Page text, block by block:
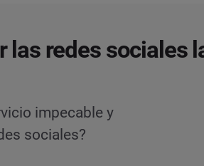
las redes sociales
impecable y
sociales?